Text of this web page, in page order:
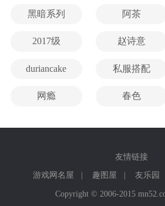
黑暗系列 阿茶
2017级 赵诗意
duriancake 私服搭配
网瘾 春色
友情链接
游戏网名屋
| 趣图屋 | 友乐园
Copyright © 2006-2015